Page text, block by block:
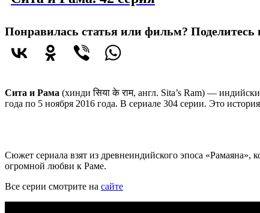
Понравилась статья или фильм? Поделитесь
Сита и Рама (хиндиसिया के राम, англ. Sita’s Ram) —
года по 5 ноября 2016 года. В сериале 304 серии. Это
Сюжет сериала взят из древнеиндийского эпоса
огромной любви к Раме.
Все серии смотрите на сайте